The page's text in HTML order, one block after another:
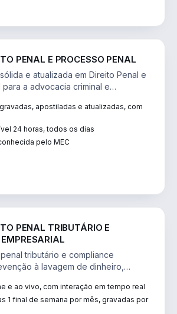
PENAL E PROCESSO PENAL
e atualizada em Direito Penal e
a advocacia criminal e
apostiladas e atualizadas, com
24 horas, todos os dias
pelo MEC
PENAL TRIBUTÁRIO E
tributário e compliance
à lavagem de dinheiro,
e ao vivo, com interação em tempo real
1 final de semana por mês, gravadas por